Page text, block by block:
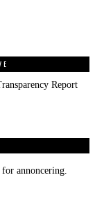
Report
annoncering.